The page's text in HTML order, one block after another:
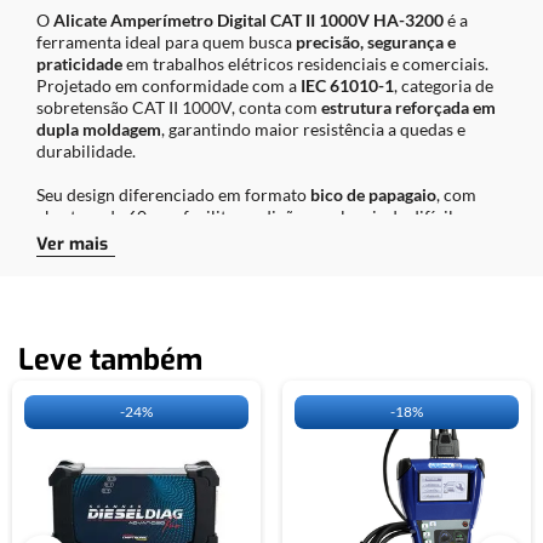
OAlicate Amperímetro Digital CAT II 1000V HA-3200é a
ferramenta ideal para quem busca precisão, segurança e
praticidadeem trabalhos elétricos residenciais e comerciais.
Projetado em conformidade com a IEC 61010-1, categoria de
sobretensão CAT II 1000V, conta com estrutura reforçada em
dupla moldagem, garantindo maior resistência a quedas e
durabilidade.
Seu design diferenciado em formato bico de papagaio, com
abertura de 60mm, facilita medições em locais de difícil
acesso, atendendo desde bancadas de circuitos eletrônicos até
ambientes monofásicos protegidos
Corrente AC : de 1A até 1000A
Resistência: até 2000MO
Teste de continuidade com alerta sonoro
FunçãoData Hold , que congela os valores no display
para facilitar a leitura
Ver mais
Leve também
-24% -18%